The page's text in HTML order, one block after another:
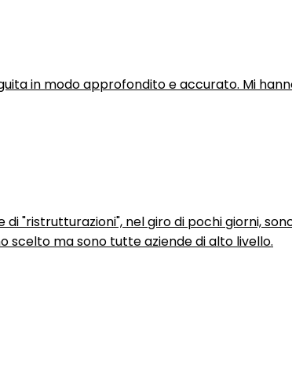
in modo approfondito e accurato. Mi
"ristrutturazioni", nel giro di pochi giorni,
scelto ma sono tutte aziende di alto livello.